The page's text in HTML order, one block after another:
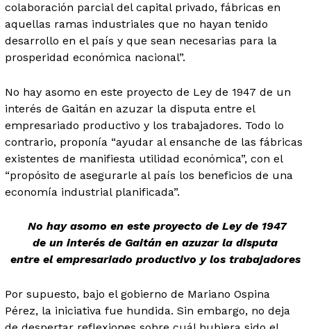
colaboración parcial del capital privado, fábricas en
aquellas ramas industriales que no hayan tenido
desarrollo en el país y que sean necesarias para la
prosperidad económica nacional”.
No hay asomo en este proyecto de Ley de 1947 de un
interés de Gaitán en azuzar la disputa entre el
empresariado productivo y los trabajadores. Todo lo
contrario, proponía “ayudar al ensanche de las fábricas
existentes de manifiesta utilidad económica”, con el
“propósito de asegurarle al país los beneficios de una
economía industrial planificada”.
No hay asomo en este proyecto de Ley de 1947
de un interés de Gaitán en azuzar la disputa
entre el empresariado productivo y los trabajadores
Por supuesto, bajo el gobierno de Mariano Ospina
Pérez, la iniciativa fue hundida. Sin embargo, no deja